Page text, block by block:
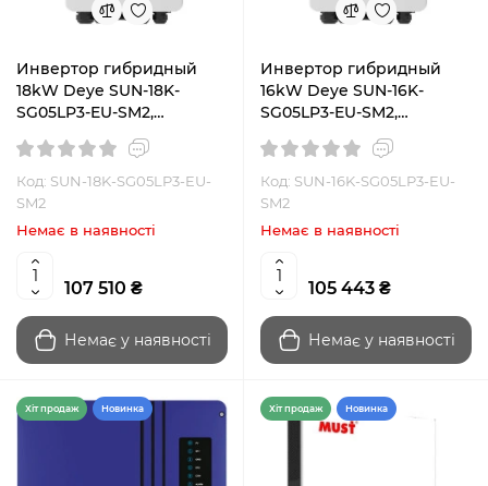
Инвертор гибридный
18kW Deye SUN-18K-
SG05LP3-EU-SM2,
Код: SUN-18K-SG05LP3-EU-
SM2
Немає в наявності
107 510 ₴
Немає у наявності
Инвертор гибридный
16kW Deye SUN-16K-
SG05LP3-EU-SM2,
Код: SUN-16K-SG05LP3-EU-
SM2
Немає в наявності
105 443 ₴
Немає у наявності
Хiт продаж Новинка Хiт продаж Новинка